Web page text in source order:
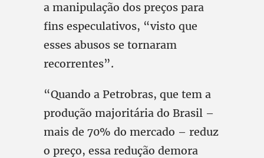
a manipulação dos preços para
fins especulativos, “visto que
esses abusos se tornaram
recorrentes”.
“Quando a Petrobras, que tem a
produção majoritária do Brasil –
mais de 70% do mercado – reduz
o preço, essa redução demora